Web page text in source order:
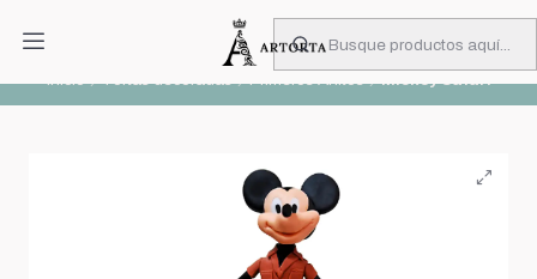
PIDA CON MUCHA ANTICIPACIÓN
Inicio Tortas decoradas Primeros Añitos Mickey Safari